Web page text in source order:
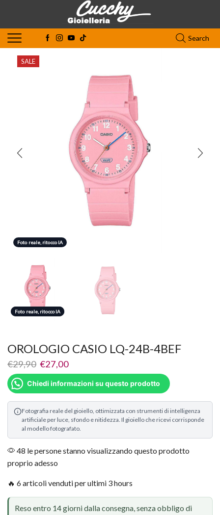
Search
SALE
Foto reale, ritocco IA
Foto reale, ritocco IA
Foto reale, ritocco IA
OROLOGIO CASIO LQ-24B-4BEF
€29,90 €27,00
Chiedi informazioni su questo prodotto
Fotografia reale del gioiello, ottimizzata con strumenti di intelligenza
artificiale per luce, sfondo e nitidezza. Il gioiello che ricevi corrisponde
al modello fotografato.
48 le persone stanno visualizzando questo prodotto
proprio adesso
🔥 6 articoli venduti per ultimi 3 hours
Reso entro 14 giorni dalla consegna, senza obbligo di